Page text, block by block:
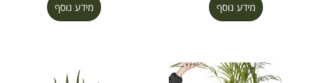
מידע נוסף מידע נוסף